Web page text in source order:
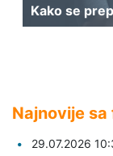
Kako se
Najnovije sa
29.07.2026